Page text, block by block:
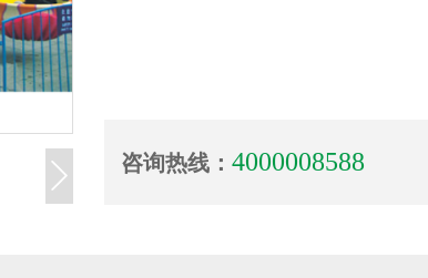
咨询热线： 4000008588